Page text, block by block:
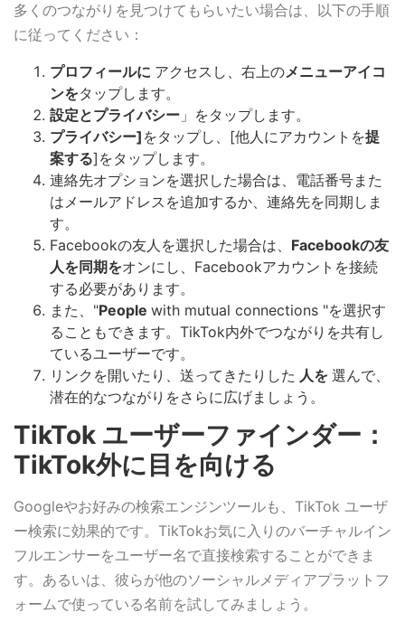
多くのつながりを見つけてもらいたい場合は、以下の手順
に従ってください：
プロフィールに アクセスし、右上のメニューアイコ
ンをタップします。
設定とプライバシー 」をタップします。
プライバシー] をタップし、[他人にアカウントを提
案する]をタップします。
連絡先オプションを選択した場合は、電話番号また
はメールアドレスを追加するか、連絡先を同期しま
す。
Facebookの友人を選択した場合は、 Facebookの友
人を同期をオンにし、Facebookアカウントを接続
する必要があります。
また、"People with mutual connections "を選択す
ることもできます。TikTok内外でつながりを共有し
ているユーザーです。
リンクを開いたり、送ってきたりした 人を 選んで、
潜在的なつながりをさらに広げましょう。
TikTok ユーザーファインダー：
TikTok外に目を向ける
Googleやお好みの検索エンジンツールも、TikTok ユーザ
ー検索に効果的です。TikTokお気に入りのバーチャルイン
フルエンサーをユーザー名で直接検索することができま
す。あるいは、彼らが他のソーシャルメディアプラットフ
ォームで使っている名前を試してみましょう。